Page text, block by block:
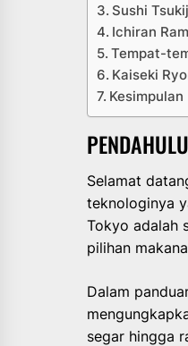
Sushi
Ichiran
Tempat-
Kaiseki
Kesimpulan
Selamat
teknologinya
Tokyo adalah
pilihan
Dalam
segar hingga